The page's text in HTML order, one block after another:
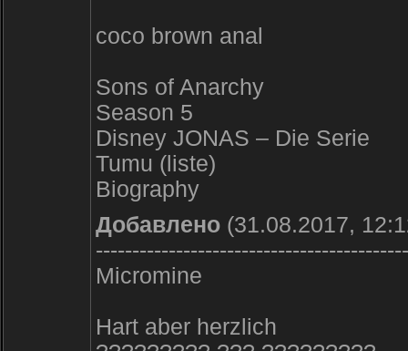
coco brown anal
Sons of Anarchy
Season 5
Disney JONAS – Die Serie
Tumu (liste)
Biography
Добавлено (31.08.2017,
Micromine
Hart aber herzlich